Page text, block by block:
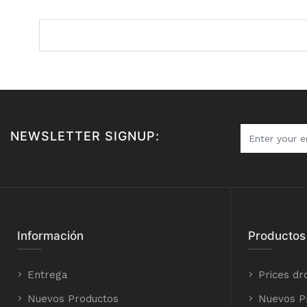
NEWSLETTER SIGNUP:
Información
Entrega
Nuevos Productos
Productos
Prices
Nuevos